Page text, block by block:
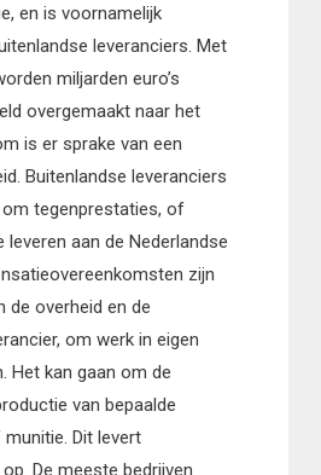
en is voornamelijk
leveranciers. Met
miljarden euro’s
overgemaakt naar het
is er sprake van een
Buitenlandse leveranciers
tegenprestaties, of
aan de Nederlandse
zijn
de overheid en de
om werk in eigen
Het kan gaan om de
van bepaalde
Dit levert
De meeste bedrijven